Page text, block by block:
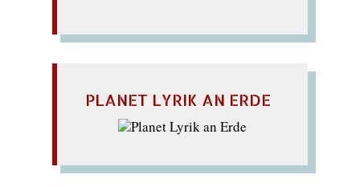
PLANET LYRIK AN ERDE